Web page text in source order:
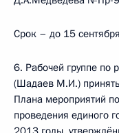
Срок – до 15
6. Рабочей группе по
(Шадаев М.И.) принять
Плана мероприятий
проведения единого